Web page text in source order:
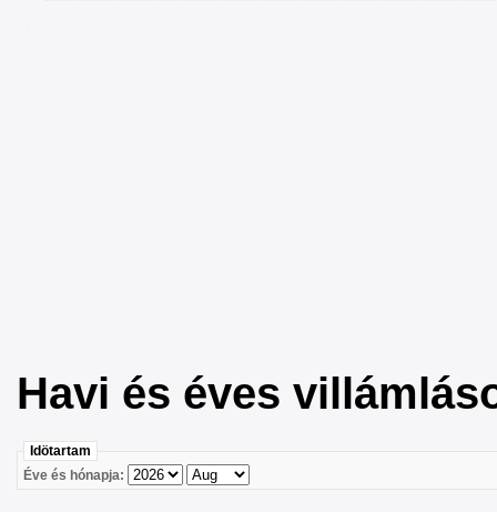
Havi és éves
Idötartam
Éve és hónapja: